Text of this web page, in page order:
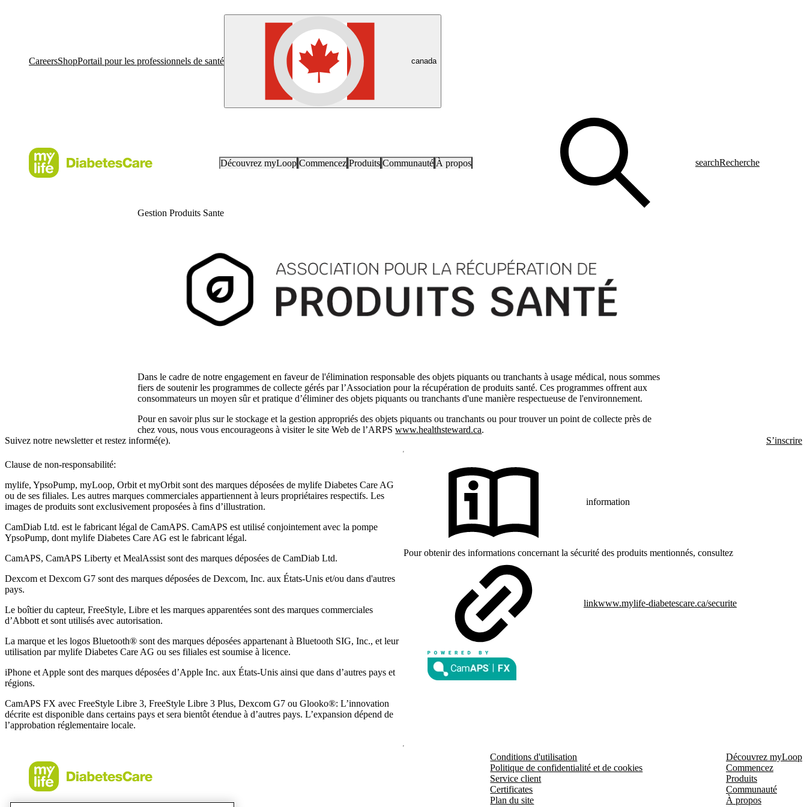
CareersShopPortail pour les professionnels de santé canada
Découvrez myLoop Commencez Produits Communauté À propos searchRecherche
Gestion Produits Sante
Dans le cadre de notre engagement en faveur de l'élimination responsable des objets piquants ou tranchants à usage médical, nous sommes
fiers de soutenir les programmes de collecte gérés par l’Association pour la récupération de produits santé. Ces programmes offrent aux
consommateurs un moyen sûr et pratique d’éliminer des objets piquants ou tranchants d'une manière respectueuse de l'environnement.
Pour en savoir plus sur le stockage et la gestion appropriés des objets piquants ou tranchants ou pour trouver un point de collecte près de
chez vous, nous vous encourageons à visiter le site Web de l’ARPSwww.healthsteward.ca.
Suivez notre newsletter et restez informé(e).
S’inscrire
Clause de non-responsabilité:
mylife, YpsoPump, myLoop, Orbit et myOrbit sont des marques déposées de mylife Diabetes Care AG
ou de ses filiales. Les autres marques commerciales appartiennent à leurs propriétaires respectifs. Les
images de produits sont exclusivement proposées à fins d’illustration.
CamDiab Ltd. est le fabricant légal de CamAPS. CamAPS est utilisé conjointement avec la pompe
YpsoPump, dont mylife Diabetes Care AG est le fabricant légal.
CamAPS, CamAPS Liberty et MealAssist sont des marques déposées de CamDiab Ltd.
Dexcom et Dexcom G7 sont des marques déposées de Dexcom, Inc. aux États-Unis et/ou dans d'autres
pays.
Le boîtier du capteur, FreeStyle, Libre et les marques apparentées sont des marques commerciales
d’Abbott et sont utilisés avec autorisation.
La marque et les logos Bluetooth® sont des marques déposées appartenant à Bluetooth SIG, Inc., et leur
utilisation par mylife Diabetes Care AG ou ses filiales est soumise à licence.
iPhone et Apple sont des marques déposées d’Apple Inc. aux États-Unis ainsi que dans d’autres pays et
régions.
CamAPS FX avec FreeStyle Libre 3, FreeStyle Libre 3 Plus, Dexcom G7 ou Glooko®: L’innovation
décrite est disponible dans certains pays et sera bientôt étendue à d’autres pays. L’expansion dépend de
l’approbation réglementaire locale.
information
Pour obtenir des informations concernant la sécurité des produits mentionnés, consultez
linkwww.mylife-diabetescare.ca/securite
Conditions d'utilisation
Politique de confidentialité et de cookies
Service client
Certificates
Plan du site
Découvrez myLoop
Commencez
Produits
Communauté
À propos